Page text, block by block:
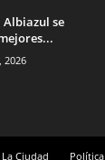
Albiazul se
2026
La Ciudad Política